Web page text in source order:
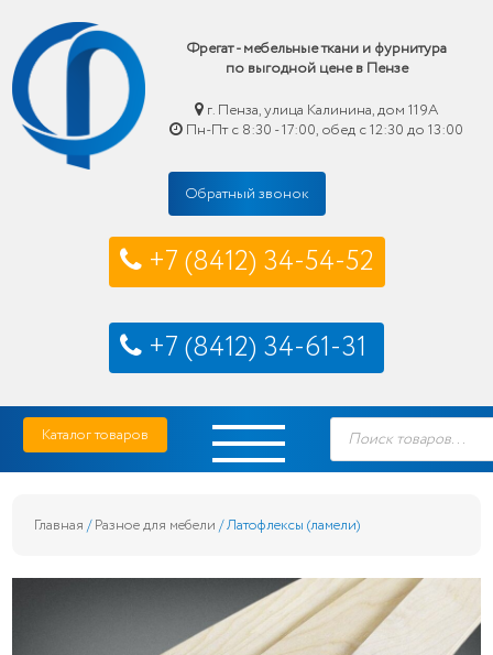
Фрегат - мебельные ткани и фурнитура
по выгодной цене в Пензе
г. Пенза, улица Калинина, дом 119А
Пн-Пт с 8:30 - 17:00, обед с 12:30 до 13:00
Обратный звонок
+7 (8412) 34-54-52
+7 (8412) 34-61-31
Skip
content
Фрегат — мебельные ткани и фурнитура купить по выгодной цене в Пензе
Каталог товаров
Поиск
товаров
Главная /Разное для мебели / Латофлексы (ламели)